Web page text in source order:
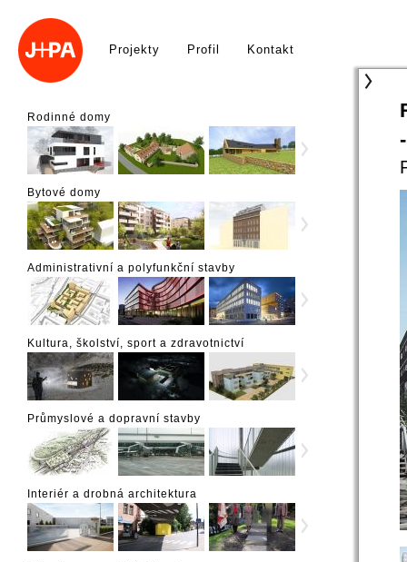
Projekty Profil Kontakt
Rodinné domy
Bytové domy
Administrativní a polyfunkční stavby
Kultura, školství, sport a zdravotnictví
Průmyslové a dopravní stavby
Interiér a drobná architektura